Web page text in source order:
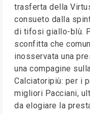
trasferta della
consueto dalla
di tifosi giallo-blù.
sconfitta che
inosservata una
una compagine
Calciatoripiù: per i
migliori Pacciani,
da elogiare la